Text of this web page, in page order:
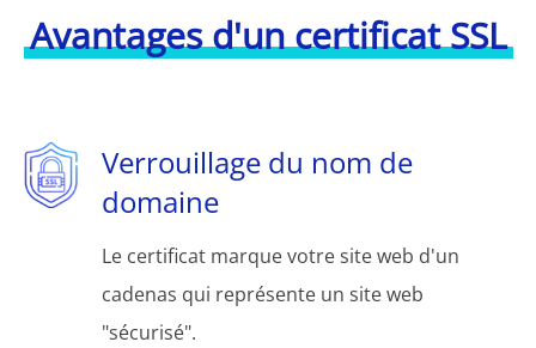
Avantages d'un certificat SSL
Verrouillage du nom de
domaine
Le certificat marque votre site web d'un
cadenas qui représente un site web
"sécurisé".